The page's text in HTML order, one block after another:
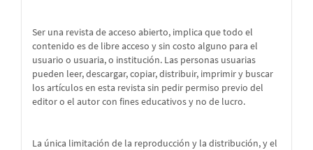
Ser una revista de acceso abierto, implica que todo el
contenido es de libre acceso y sin costo alguno para el
usuario o usuaria, o institución. Las personas usuarias
pueden leer, descargar, copiar, distribuir, imprimir y buscar
los artículos en esta revista sin pedir permiso previo del
editor o el autor con fines educativos y no de lucro.
La única limitación de la reproducción y la distribución, y el